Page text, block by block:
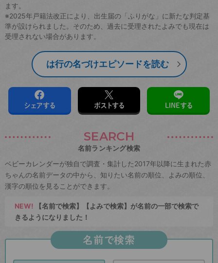
ます。
※2025年戸籍法改正により、出生届の「ふりがな」に新たな判定基
準が設けられました。そのため、過去に受理されたよみでも現在は
受理されない場合があります。
は行の名づけエピソードを読む
シェアする ポストする LINEする
SEARCH
名前ランキング検索
ベビーカレンダーが独自で調査・集計した2017年以降に生まれた赤
ちゃんの名前データの中から、知りたい名前の順位、よみの順位、
漢字の順位を見ることができます。
NEW! 【名前で検索】【よみで検索】が名前の一部で検索で
きるようになりました！
名前で検索